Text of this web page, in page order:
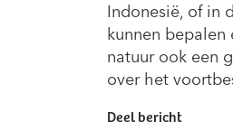
Indonesië, of in
kunnen
natuur ook een
over het
Deel bericht